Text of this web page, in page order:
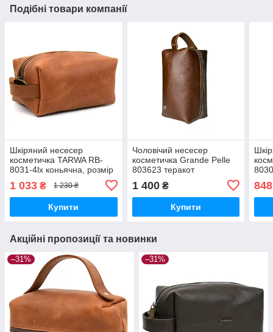
Подібні товари компанії
Шкіряний несесер
косметичка TARWA RB-
8031-4lx коньячна, розмір
1 033 ₴ 1 230 ₴
Купити
Чоловічий несесер
косметичка Grande Pelle
803623 теракот
1 400₴
Купити
848
Акційні пропозиції та новинки
–31% –31%